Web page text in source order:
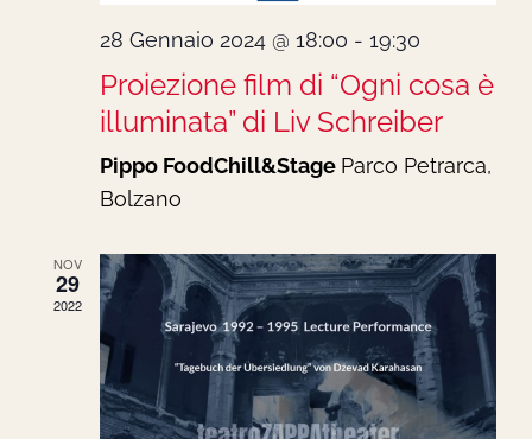
28 Gennaio 2024 @ 18:00 - 19:30
Proiezione film di “Ogni cosa è
illuminata” di Liv Schreiber
Pippo FoodChill&Stage Parco Petrarca,
Bolzano
NOV
29
2022